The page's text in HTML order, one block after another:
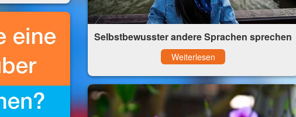
Selbstbewusster andere Sprachen sprechen
Weiterlesen